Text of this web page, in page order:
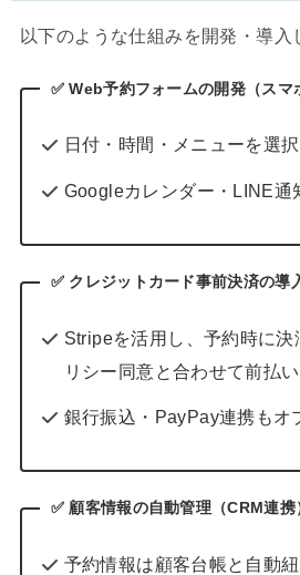
以下のような仕組みを開発・導入
✅Web予約フォームの開発（スマ
日付・時間・メニューを選
Googleカレンダー・LINE通
✅ クレジットカード事前決済の導
Stripeを活用し、予約時に決
リシー同意と合わせて前払い
銀行振込・PayPay連携もオ
✅ 顧客情報の自動管理（CRM連携
予約情報は顧客台帳と自動